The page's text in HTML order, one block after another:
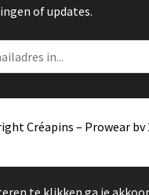
of updates.
Créapins – Prowear bv
te klikken ga je